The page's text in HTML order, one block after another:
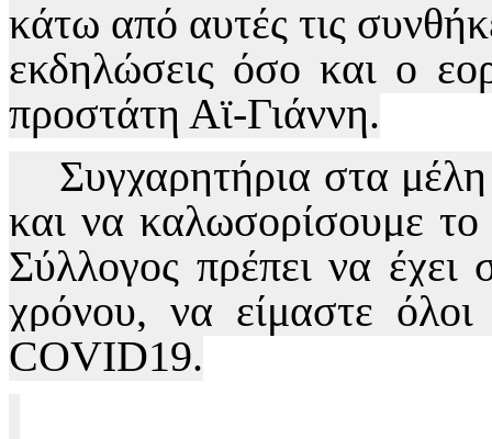
κάτω από αυτές τις
εκδηλώσεις όσο και ο
προστάτη Αϊ-Γιάννη.
Συγχαρητήρια στα
και να καλωσορίσουμε
Σύλλογος πρέπει να έχει
χρόνου, να είμαστε
COVID19.